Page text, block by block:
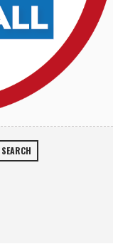
SEARCH